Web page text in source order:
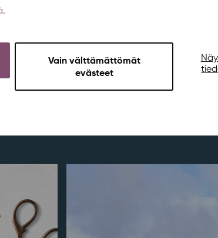
.
Vain välttämättömät
evästeet